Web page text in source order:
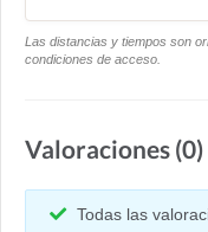
Las distancias y tiempos son
condiciones de acceso.
Valoraciones (0)
Todas las